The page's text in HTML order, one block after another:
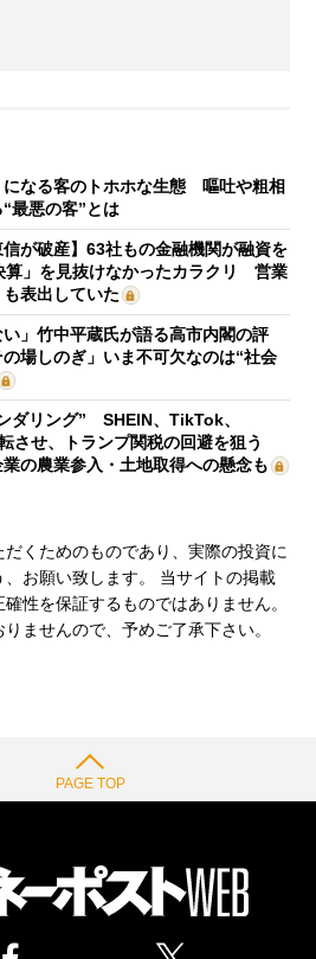
になる客のトホホな生態 嘔吐や粗相
最悪の客”とは
信が破産】63社もの金融機関が融資を
算」を見抜けなかったカラクリ 営業
表出していた
い」竹中平蔵氏が語る高市内閣の評
場しのぎ」いま不可欠なのは“社会
ダリング” SHEIN、TikTok、
させ、トランプ関税の回避を狙う
の農業参入・土地取得への懸念も
くためのものであり、実際の投資に
お願い致します。 当サイトの掲載
性を保証するものではありません。
ませんので、予めご了承下さい。
PAGE TOP